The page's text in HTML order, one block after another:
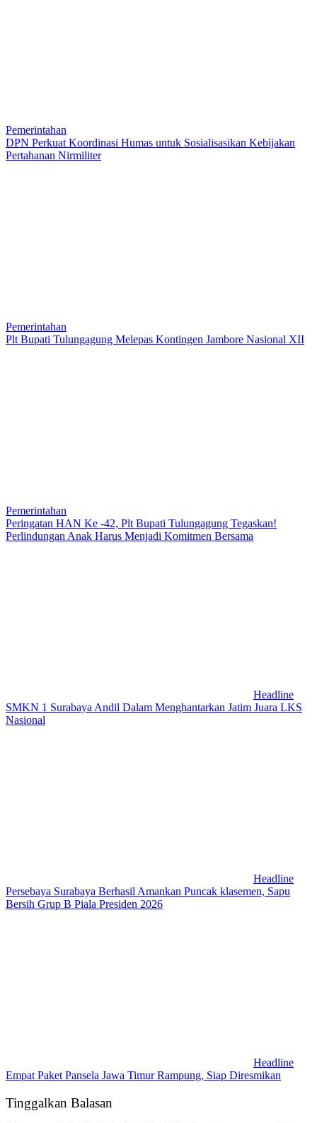
Pemerintahan
DPN Perkuat Koordinasi Humas untuk Sosialisasikan Kebijakan
Pertahanan Nirmiliter
Pemerintahan
Plt Bupati Tulungagung Melepas Kontingen Jambore Nasional XII
Pemerintahan
Peringatan HAN Ke -42, Plt Bupati Tulungagung Tegaskan!
Perlindungan Anak Harus Menjadi Komitmen Bersama
Headline
SMKN 1 Surabaya Andil Dalam Menghantarkan Jatim Juara LKS
Nasional
Headline
Persebaya Surabaya Berhasil Amankan Puncak klasemen, Sapu
Bersih Grup B Piala Presiden 2026
Headline
Empat Paket Pansela Jawa Timur Rampung, Siap Diresmikan
Tinggalkan Balasan